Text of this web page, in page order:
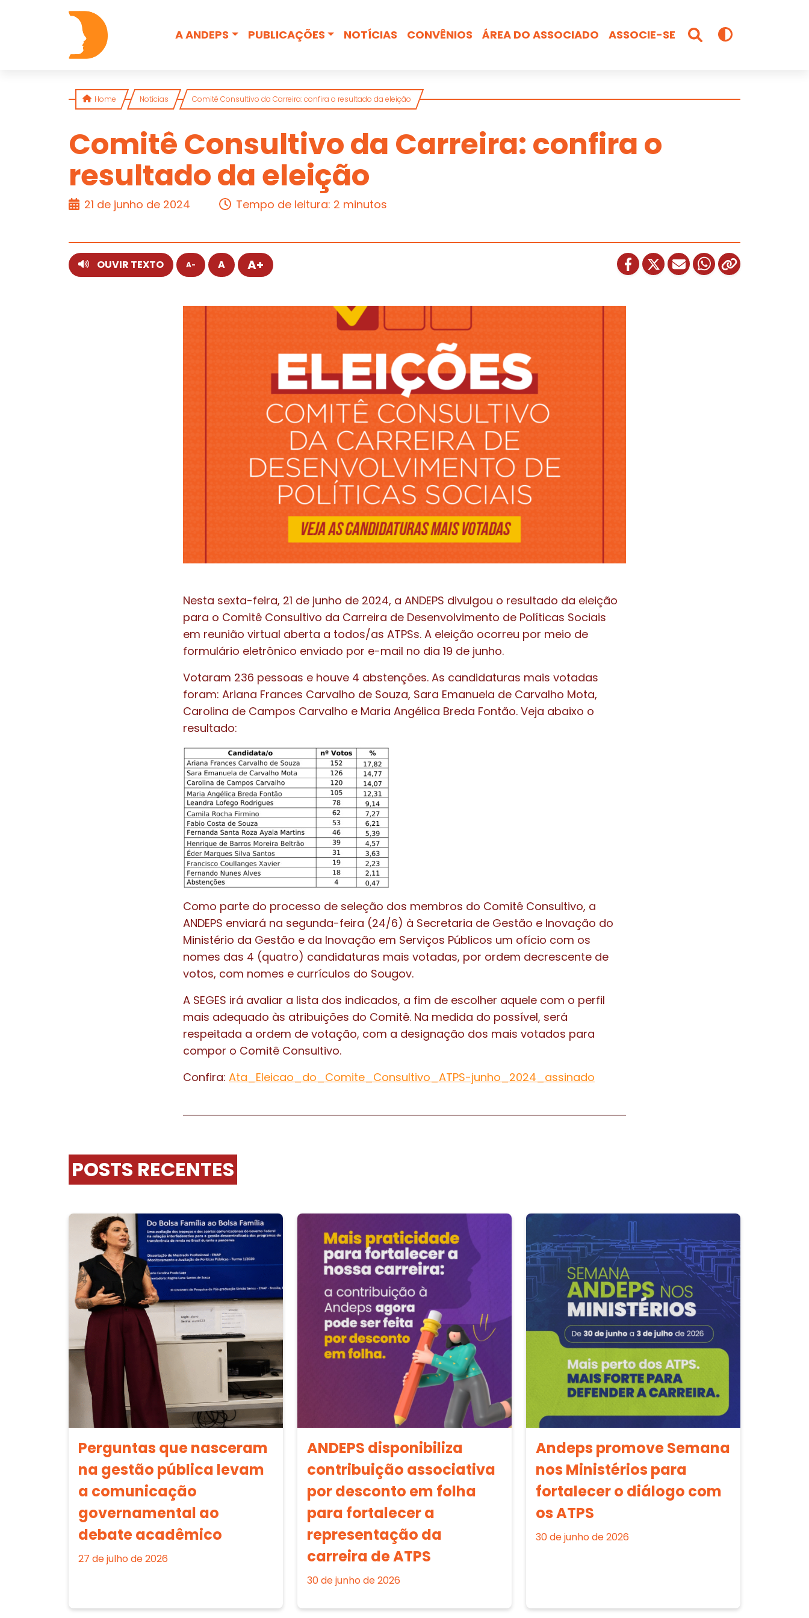
Skip to content
A ANDEPS
PUBLICAÇÕES NOTÍCIAS CONVÊNIOS ÁREA DO ASSOCIADO ASSOCIE-SE
Busca
ARTIGO
Home Notícias Comitê Consultivo da Carreira: confira o resultado da eleição
Comitê Consultivo da Carreira: confira o
resultado da eleição
21 de junho de 2024 Tempo de leitura: 2 minutos
OUVIR TEXTO A- A A+
Nesta sexta-feira, 21 de junho de 2024, a ANDEPS divulgou o resultado da eleição
para o Comitê Consultivo da Carreira de Desenvolvimento de Políticas Sociais
em reunião virtual aberta a todos/as ATPSs. A eleição ocorreu por meio de
formulário eletrônico enviado por e-mail no dia 19 de junho.
Votaram 236 pessoas e houve 4 abstenções. As candidaturas mais votadas
foram: Ariana Frances Carvalho de Souza, Sara Emanuela de Carvalho Mota,
Carolina de Campos Carvalho e Maria Angélica Breda Fontão. Veja abaixo o
resultado:
Como parte do processo de seleção dos membros do Comitê Consultivo, a
ANDEPS enviará na segunda-feira (24/6) à Secretaria de Gestão e Inovação do
Ministério da Gestão e da Inovação em Serviços Públicos um ofício com os
nomes das 4 (quatro) candidaturas mais votadas, por ordem decrescente de
votos, com nomes e currículos do Sougov.
A SEGES irá avaliar a lista dos indicados, a fim de escolher aquele com o perfil
mais adequado às atribuições do Comitê. Na medida do possível, será
respeitada a ordem de votação, com a designação dos mais votados para
compor o Comitê Consultivo.
Confira: Ata_Eleicao_do_Comite_Consultivo_ATPS-junho_2024_assinado
POSTS RECENTES
Perguntas que nasceram
na gestão pública levam
a comunicação
governamental ao
debate acadêmico
27 de julho de 2026
ANDEPS disponibiliza
contribuição associativa
por desconto em folha
para fortalecer a
representação da
carreira de ATPS
30 de junho de 2026
Andeps promove Semana
nos Ministérios para
fortalecer o diálogo com
os ATPS
30 de junho de 2026